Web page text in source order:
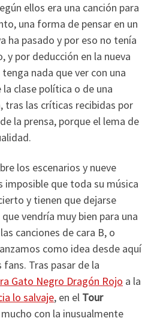
ellos era una canción para
una forma de pensar en un
ha pasado y por eso no tenía
y por deducción en la nueva
nada que ver con una
clase política o de una
tras las críticas recibidas por
la prensa, porque el lema de
los escenarios y nueve
imposible que toda su música
y tienen que dejarse
vendría muy bien para una
canciones de cara B, o
como idea desde aquí
Tras pasar de la
Gato Negro Dragón Rojo a la
lo salvaje, en el Tour
con la inusualmente